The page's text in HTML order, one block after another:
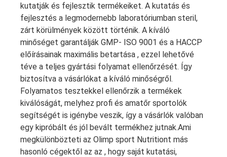
kutatják és fejlesztik termékeiket. A kutatás és
fejlesztés a legmodernebb laboratóriumban steril,
zárt körülmények között történik. A kíváló
minőséget garantálják GMP- ISO 9001 és a HACCP
előírásainak maximális betartása , ezzel lehetővé
téve a teljes gyártási folyamat ellenőrzését. Így
biztosítva a vásárlókat a kíváló minőségről.
Folyamatos tesztekkel ellenőrzik a termékek
kiválóságát, melyhez profi és amatőr sportolók
segítségét is igénybe veszik, így a vásárlók valóban
egy kipróbált és jól bevált termékhez jutnak.Ami
megkülönbözteti az Olimp sport Nutritiont más
hasonló cégektől az az , hogy saját kutatási,